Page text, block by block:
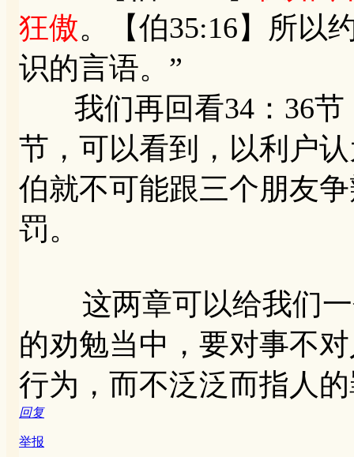
狂傲。【伯35:16】所以
识的言语。”
我们再回看34：36节
节，可以看到，以利户
伯就不可能跟三个朋友
罚。
这两章可以给我们一
的劝勉当中，要对事不
行为，而不泛泛而指人
回复
举报